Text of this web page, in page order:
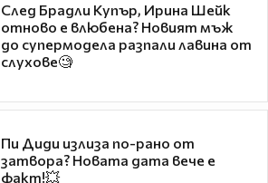
След Брадли Купър, Ирина Шейк
отново е влюбена? Новият мъж
до супермодела разпали лавина от
слухове🧐
Пи Диди излиза по-рано от
затвора? Новата дата вече е
факт!💥